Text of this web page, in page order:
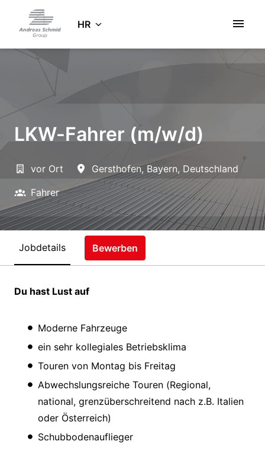
springenStartseite HR
LKW-Fahrer (m/w/d)
vor Ort Gersthofen, Bayern, Deutschland
Fahrer
Jobdetails Bewerben
Du hast Lust auf
Moderne Fahrzeuge
ein sehr kollegiales Betriebsklima
Touren von Montag bis Freitag
Abwechslungsreiche Touren (Regional,
national, grenzüberschreitend nach z.B. Italien
oder Österreich)
Schubbodenauflieger